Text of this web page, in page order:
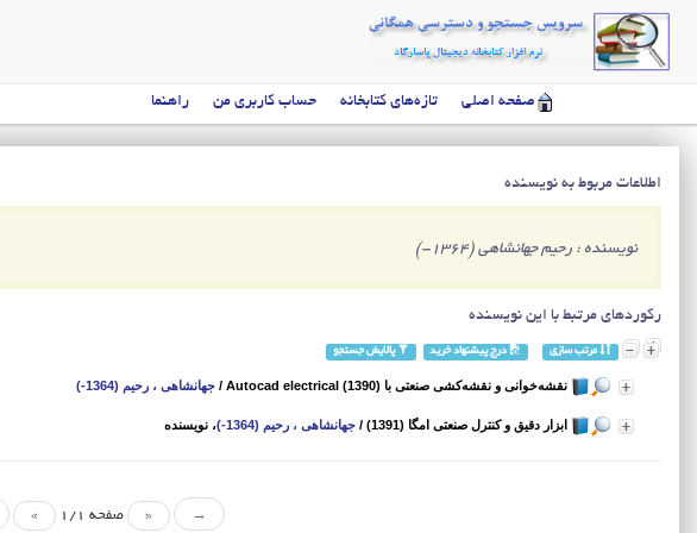
صفحه اصلی تازه‌های کتابخانه حساب کاربری من راهنما
اطلاعات مربوط به نویسنده
نویسنده : رحیم جهانشاهی (1364-)
رکوردهای مرتبط با این نویسنده
مرتب سازی درج پیشنهاد خرید پالایش جستجو
نقشه‌خوانی و نقشه‌کشی صنعتی با Autocad electrical (1390) / جهانشاهی ، رحیم (1364-)
ابزار دقیق و کنترل صنعتی امگا (1391) / جهانشاهی ، رحیم (1364-) ، نویسنده
→
« صفحه 1/1 »